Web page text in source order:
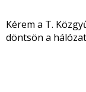
Kérem a T.
döntsön a